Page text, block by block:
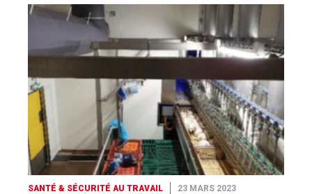
SANTÉ & SÉCURITÉ AU TRAVAIL 23 MARS 2023